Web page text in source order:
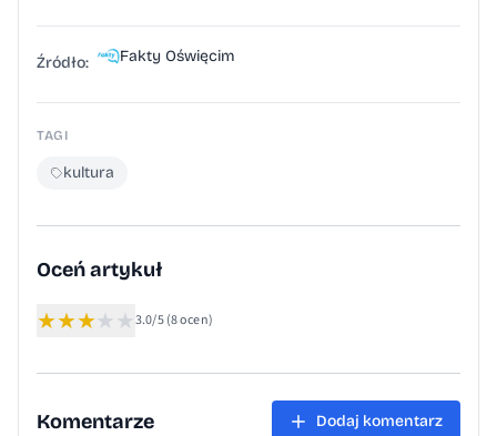
Źródło: Fakty Oświęcim
TAGI
kultura
Oceń artykuł
★★★★ ★3.0/5(8 ocen)
Komentarze Dodaj komentarz